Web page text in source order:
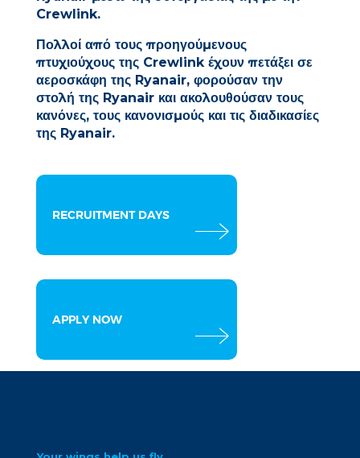
Crewlink.
Πολλοί από τους προηγούμενους
πτυχιούχους της Crewlink έχουν πετάξει σε
αεροσκάφη της Ryanair, φορούσαν την
στολή της Ryanair και ακολουθούσαν τους
κανόνες, τους κανονισμούς και τις διαδικασίες
της Ryanair.
RECRUITMENT DAYS
APPLY NOW